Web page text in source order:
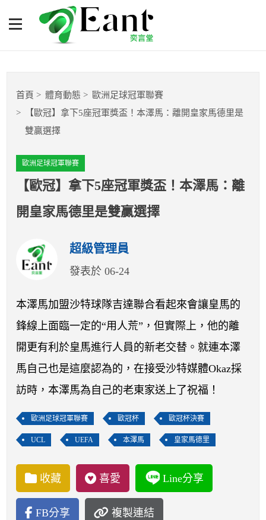
【歐冠】拿下5座冠軍獎
盃！本澤馬：離開皇家馬德
籃球
棒球
球隊數據
開賽列表
運彩教學專區
首頁 體育動態
歐洲足球冠軍聯賽
【歐冠】拿下5座冠軍獎盃！本澤馬：離開皇家馬德里是
雙贏選擇
歐洲足球冠軍聯賽
【歐冠】拿下5座冠軍獎盃！本澤馬：離
開皇家馬德里是雙贏選擇
超級管理員
發表於 06-24
本澤馬加盟沙特球隊吉達聯合看起來會讓皇馬的
鋒線上面臨一定的“用人荒”，但實際上，他的離
開更有利於皇馬進行人員的新老交替。就連本澤
馬自己也是這麼認為的，在接受沙特媒體Okaz採
訪時，本澤馬為自己的老東家送上了祝福！
歐洲足球冠軍聯賽 歐冠杯 歐冠杯決賽
UCL UEFA 本澤馬 皇家馬德里
收藏 喜愛 Line分享
FB分享 複製連結